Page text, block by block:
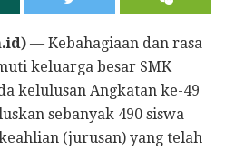
— Kebahagiaan dan rasa
keluarga besar SMK
kelulusan Angkatan ke-49
sebanyak 490 siswa
(jurusan) yang telah